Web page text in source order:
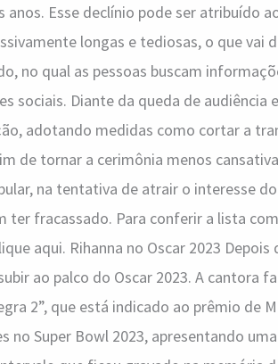
Esse declínio pode ser atribuído
longas e tediosas, o que vai
no qual as pessoas buscam
sociais. Diante da queda de audiência
adotando medidas como cortar a
de tornar a cerimônia menos
na tentativa de atrair o interesse
ter fracassado. Para conferir a lista
aqui. Rihanna no Oscar 2023
ao palco do Oscar 2023. A cantora
2”, que está indicado ao prêmio de
no Super Bowl 2023, apresentando